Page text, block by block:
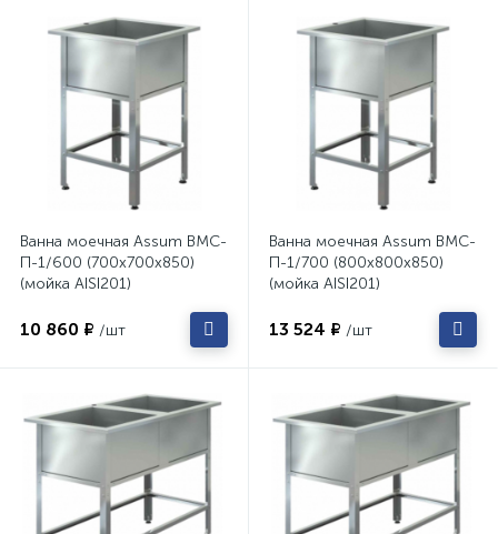
Ванна моечная Assum ВМС-
П-1/600 (700х700х850)
(мойка AISI201)
10 860 ₽ /шт
Ванна моечная Assum ВМС-
П-1/700 (800х800х850)
(мойка AISI201)
13 524 ₽ /шт